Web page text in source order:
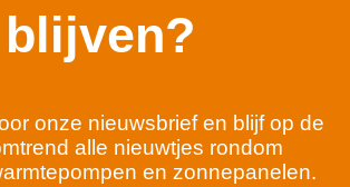
blijven?
onze nieuwsbrief en blijf op de
alle nieuwtjes rondom
en zonnepanelen.